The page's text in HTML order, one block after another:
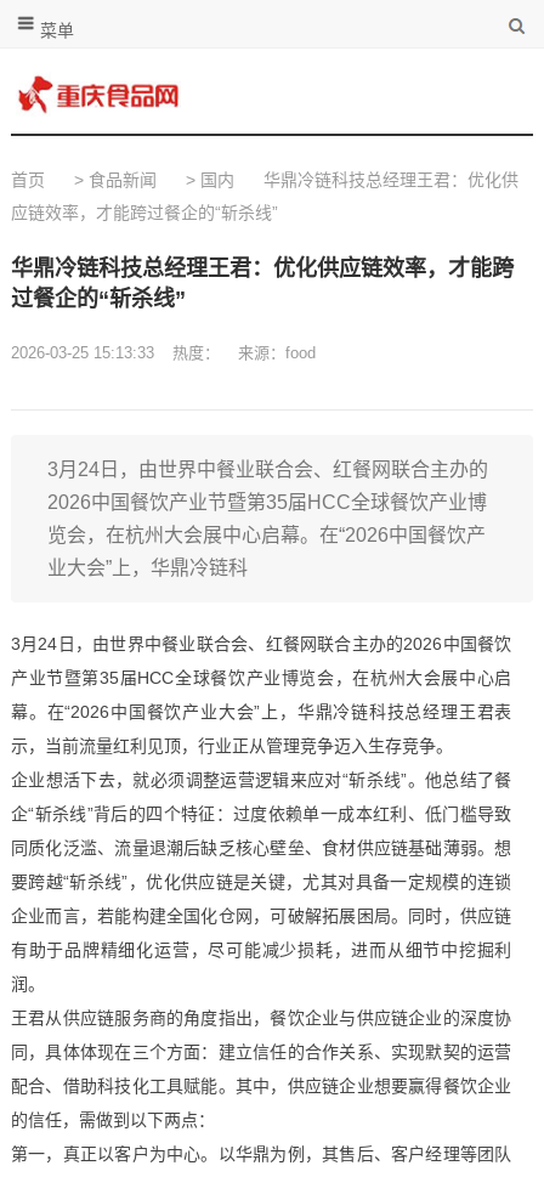
菜单
首页 > 食品新闻 > 国内
华鼎冷链科技总经理王君：优化供
应链效率，才能跨过餐企的“斩杀线”
华鼎冷链科技总经理王君：优化供应链效率，才能跨
过餐企的“斩杀线”
2026-03-25 15:13:33 热度： 来源：food
3月24日，由世界中餐业联合会、红餐网联合主办的
2026中国餐饮产业节暨第35届HCC全球餐饮产业博
览会，在杭州大会展中心启幕。在“2026中国餐饮产
业大会”上，华鼎冷链科
3月24日，由世界中餐业联合会、红餐网联合主办的2026中国餐饮
产业节暨第35届HCC全球餐饮产业博览会，在杭州大会展中心启
幕。在“2026中国餐饮产业大会”上，华鼎冷链科技总经理王君表
示，当前流量红利见顶，行业正从管理竞争迈入生存竞争。
企业想活下去，就必须调整运营逻辑来应对“斩杀线”。他总结了餐
企“斩杀线”背后的四个特征：过度依赖单一成本红利、低门槛导致
同质化泛滥、流量退潮后缺乏核心壁垒、食材供应链基础薄弱。想
要跨越“斩杀线”，优化供应链是关键，尤其对具备一定规模的连锁
企业而言，若能构建全国化仓网，可破解拓展困局。同时，供应链
有助于品牌精细化运营，尽可能减少损耗，进而从细节中挖掘利
润。
王君从供应链服务商的角度指出，餐饮企业与供应链企业的深度协
同，具体体现在三个方面：建立信任的合作关系、实现默契的运营
配合、借助科技化工具赋能。其中，供应链企业想要赢得餐饮企业
的信任，需做到以下两点：
第一，真正以客户为中心。以华鼎为例，其售后、客户经理等团队